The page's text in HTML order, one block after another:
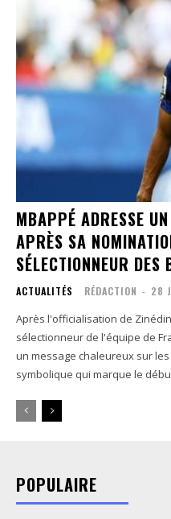
MBAPPÉ ADRESSE
APRÈS SA
SÉLECTIONNEUR DES
ACTUALITÉS RÉDACTION - 28
Après l'officialisation de
sélectionneur de l'équipe de
un message chaleureux sur
symbolique qui marque le
POPULAIRE